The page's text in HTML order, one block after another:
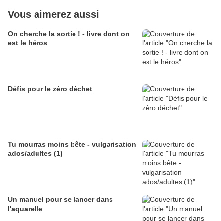
Vous aimerez aussi
On cherche la sortie ! - livre dont on
est le héros
Défis pour le zéro déchet
Tu mourras moins bête - vulgarisation
ados/adultes (1)
Un manuel pour se lancer dans
l'aquarelle